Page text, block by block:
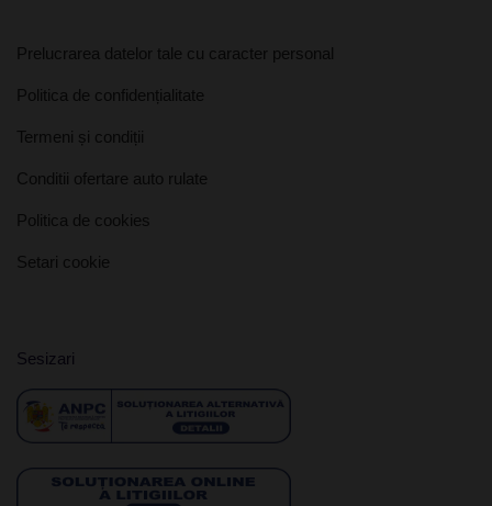
Prelucrarea datelor tale cu caracter personal
Politica de confidențialitate
Termeni și condiții
Conditii ofertare auto rulate
Politica de cookies
Setari cookie
Sesizari